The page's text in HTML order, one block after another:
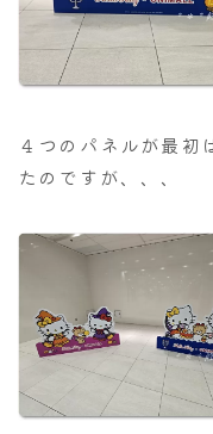
４つのパネルが最初
たのですが、、、